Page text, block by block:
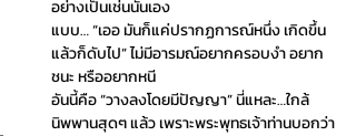
อย่างเป็นเช่นนั้นเอง
แบบ… “เออ มันก็แค่ปรากฏการณ์หนึ่ง เกิดขึ้น
แล้วก็ดับไป” ไม่มีอารมณ์อยากครอบงำ อยาก
ชนะ หรืออยากหนี
อันนี้คือ “วางลงโดยมีปัญญา” นี่แหละ…ใกล้
นิพพานสุดๆ แล้ว เพราะพระพุทธเจ้าท่านบอกว่า